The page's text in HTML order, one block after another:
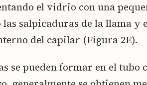
el vidrio con una
salpicaduras de la llama y
del capilar (Figura 2E).
se pueden formar en el tubo